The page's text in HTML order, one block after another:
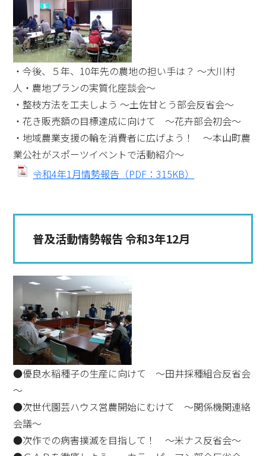
・今後、５年、10年先の農地の担い手は？ ～大川村
人・農地プランの実質化座談会～
・整枝方法を工夫しよう ～土佐甘とう部会反省会～
・花き販売額の目標達成に向けて ～花卉部会初会～
・地域農業支援の輪を消費者に広げよう！ ～本山町農
業公社がスポーツイベントで活動紹介～
令和4年1月情勢報告（PDF：315KB）
普及活動情勢報告 令和3年12月
●優良水稲種子の生産に向けて ～田井採種組合反省会
～
●次世代園芸ハウス営農開始にむけて ～関係機関連絡
会議～
●次作での病害撲滅を目指して！ ～米ナス反省会～